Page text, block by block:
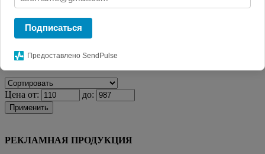
логотипомДетская одежда
Kirenga Kids, красная
Фильтр
Цена от: до:
Применить
РЕКЛАМНАЯ ПРОДУКЦИЯ
Подписаться
Предоставлено SendPulse